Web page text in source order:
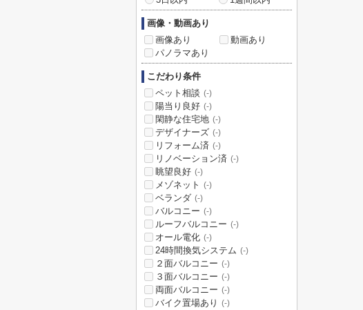
画像・動画あり
画像あり
動画あり
パノラマあり
こだわり条件
ペット相談 (-)
陽当り良好 (-)
閑静な住宅地 (-)
デザイナーズ (-)
リフォーム済 (-)
リノベーション済 (-)
眺望良好 (-)
メゾネット (-)
ベランダ (-)
バルコニー (-)
ルーフバルコニー (-)
オール電化 (-)
24時間換気システム (-)
２面バルコニー (-)
３面バルコニー (-)
両面バルコニー (-)
バイク置場あり (-)